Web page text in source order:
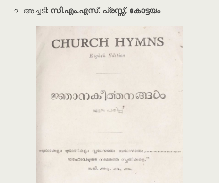
അച്ചടി: സി.എം.എസ്. പ്രസ്സ്, കോട്ടയം